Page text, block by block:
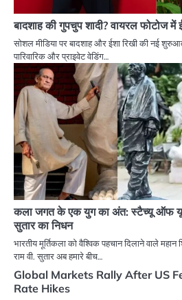
बादशाह की गुपचुप शादी? वायरल फोटोज
सोशल मीडिया पर बादशाह और ईशा रिखी की नई
पारिवारिक और प्राइवेट वेडिंग…
कला जगत के एक युग का अंत: स्टैच्यू ऑफ
सुतार का निधन
भारतीय मूर्तिकला को वैश्विक पहचान दिलाने वाले
राम वी. सुतार अब हमारे बीच…
Global Markets Rally After US
Rate Hikes